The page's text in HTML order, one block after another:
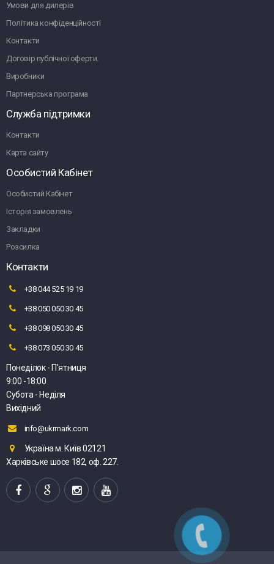
Умови для дилерів
Політика конфіденційності
Контакти
Договір публічної оферти.
Виробники
Партнерська програма
Служба підтримки
Контакти
Карта сайту
Особистий Кабінет
Особистий Кабінет
Історія замовлень
Закладки
Розсилка
Контакти
+38 044 525 19 19
+38 050 050 30 45
+38 098 050 30 45
+38 073 050 30 45
Понеділок - П'ятниця
9:00 -18:00
Субота - Неділя
Вихідний
info@ukrmark.com
Україна м. Київ 02121
Харківське шосе 182, оф. 227.